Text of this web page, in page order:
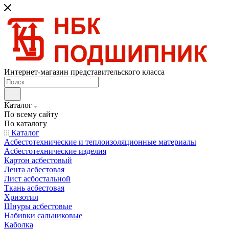
Интернет-магазин представительского класса
Каталог
По всему сайту
По каталогу
Каталог
Асбестотехнические и теплоизоляционные материалы
Асбестотехнические изделия
Картон асбестовый
Лента асбестовая
Лист асбостальной
Ткань асбестовая
Хризотил
Шнуры асбестовые
Набивки сальниковые
Каболка